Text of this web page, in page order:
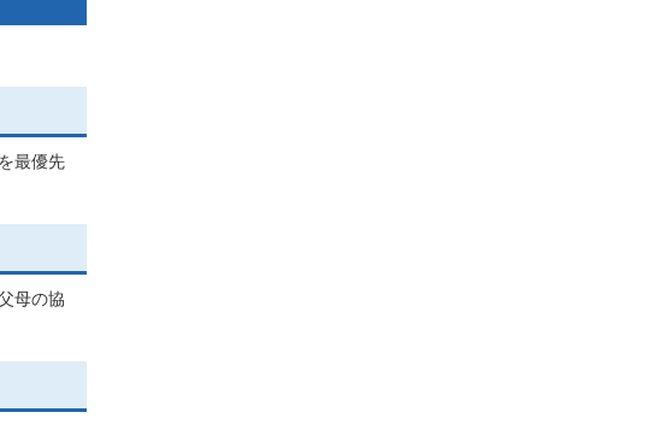
最優先
母の協